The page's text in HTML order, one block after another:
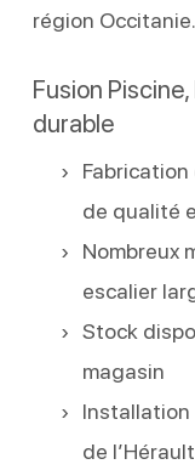
région Occitanie.
Fusion
durable
de qualité
Nombreux
escalier
Stock
magasin
de l’Hérault